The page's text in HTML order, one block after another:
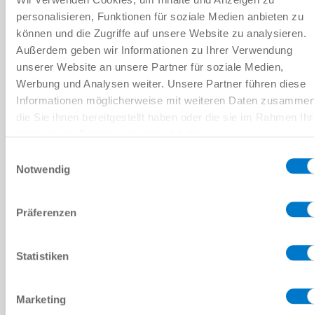
personalisieren, Funktionen für soziale Medien anbieten zu
können und die Zugriffe auf unsere Website zu analysieren.
Außerdem geben wir Informationen zu Ihrer Verwendung
unserer Website an unsere Partner für soziale Medien,
Werbung und Analysen weiter. Unsere Partner führen diese
Informationen möglicherweise mit weiteren Daten
die Sie ihnen bereitgestellt haben oder die sie im Rahmen
Notwendig
Präferenzen
Statistiken
Marketing